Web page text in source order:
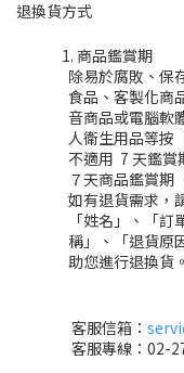
退換貨方式
商品鑑賞期
除易於腐敗、保
食品、客製化商
音商品或電腦軟
人衛生用品等按
不適用 7 天鑑賞
７天商品鑑賞期
如有退貨需求，
「姓名」、「
稱」、「退貨原
助您進行退換貨。
客服信箱：
客服專線： 02-